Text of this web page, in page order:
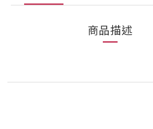
商品描述